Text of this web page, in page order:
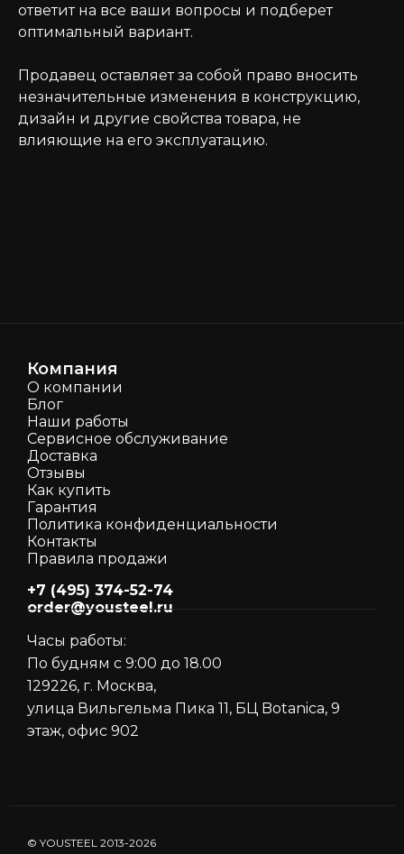
ответит на все ваши вопросы и подберет
оптимальный вариант.
Продавец оставляет за собой право вносить
незначительные изменения в конструкцию,
дизайн и другие свойства товара, не
влияющие на его эксплуатацию.
Компания
О компании
Блог
Наши работы
Сервисное обслуживание
Доставка
Отзывы
Как кyпить
Гарантия
Политика конфиденциальности
Контакты
Правила продажи
+7 (495) 374-52-74
order@yousteel.ru
Часы работы:
По будням с 9:00 до 18.00
129226, г. Москва,
улица Вильгельма Пика 11, БЦ Botanica, 9
этаж, офис 902
© YOUSTEEL 2013-2026